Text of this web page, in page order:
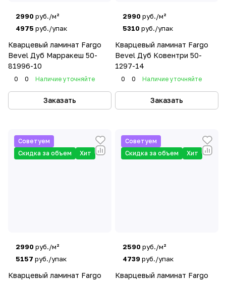
2990 руб./м²
4975 руб./упак
Кварцевый ламинат Fargo
Bevel Дуб Марракеш 50-
81996-10
0 0 Наличие уточняйте
Заказать
2990 руб./м²
5310 руб./упак
Кварцевый ламинат Fargo
Bevel Дуб Ковентри 50-
1297-14
0 0 Наличие уточняйте
Заказать
Советуем
Скидка за объем
Хит
2990 руб./м²
5157 руб./упак
Кварцевый ламинат Fargo
Советуем
Скидка за объем
Хит
2590 руб./м²
4739 руб./упак
Кварцевый ламинат Fargo